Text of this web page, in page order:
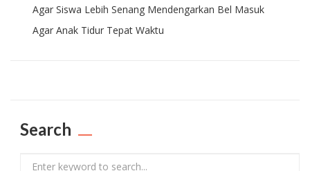
Agar Siswa Lebih Senang Mendengarkan Bel Masuk
Agar Anak Tidur Tepat Waktu
Search